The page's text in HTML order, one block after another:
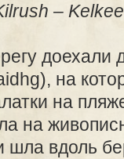
–
доехали
на
на
на
вдоль